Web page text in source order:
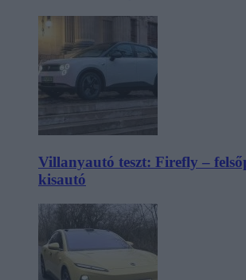
Villanyautó teszt: Firefly –
kisautó